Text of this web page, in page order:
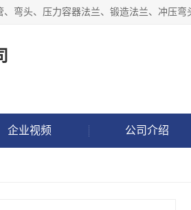
企业视频 公司介绍